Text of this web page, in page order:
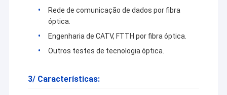
Rede de comunicação de dados por fibra
óptica.
Engenharia de CATV, FTTH por fibra óptica.
Outros testes de tecnologia óptica.
3/ Características: